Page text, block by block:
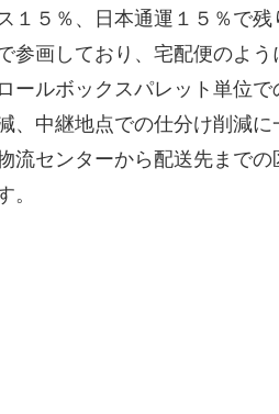
１５％、日本通運１５％で残
参画しており、宅配便のよ
ールボックスパレット単位で
、中継地点での仕分け削減に
流センターから配送先まで
。